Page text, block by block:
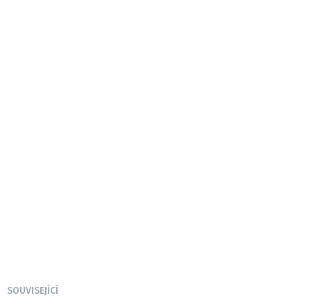
SOUVISEJÍCÍ